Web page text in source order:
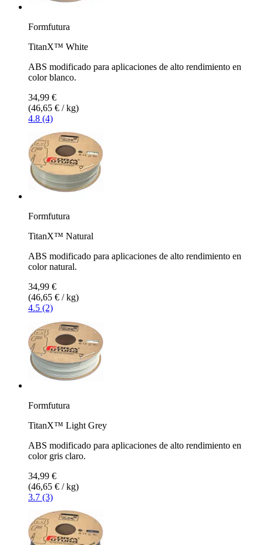
Formfutura
TitanX™ White
ABS modificado para aplicaciones de alto rendimiento en
color blanco.
34,99 €
(46,65 € / kg)
4.8 (4)
Formfutura
TitanX™ Natural
ABS modificado para aplicaciones de alto rendimiento en
color natural.
34,99 €
(46,65 € / kg)
4.5 (2)
Formfutura
TitanX™ Light Grey
ABS modificado para aplicaciones de alto rendimiento en
color gris claro.
34,99 €
(46,65 € / kg)
3.7 (3)